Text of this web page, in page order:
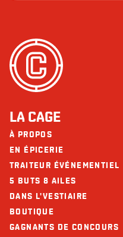
Arachides
Noix
Sésame
peuvent être tenus responsables
consommation.
Cholestérol (mg)
Glucides (g)
Fibres (g)
Sucres (g)
Protéines (g)
Calcium (mg)
Fer (mg)
LA CAGE
À PROPOS
EN ÉPICERIE
TRAITEUR ÉVÉNEMENTIEL
5 BUTS 8 AILES
DANS L'VESTIAIRE
BOUTIQUE
GAGNANTS DE CONCOURS